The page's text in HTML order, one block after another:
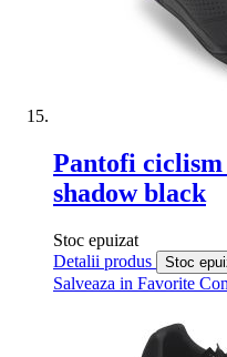
Pantofi
shadow black
Stoc epuizat
Detalii produs
Stoc
Salveaza in Favorite